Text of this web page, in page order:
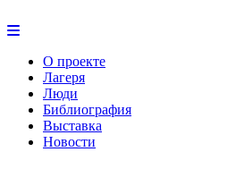
О проекте
Лагеря
Люди
Библиография
Выставка
Новости